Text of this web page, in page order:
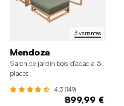
3 variantes
Mendoza
Salon de jardin bois d'acacia 5
places
4.3 (149)
899,99 €